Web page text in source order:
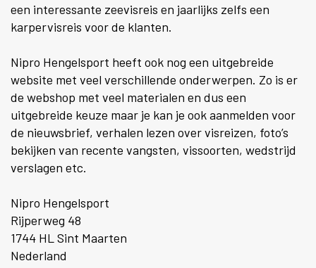
een interessante zeevisreis en jaarlijks zelfs een
karpervisreis voor de klanten.
Nipro Hengelsport heeft ook nog een uitgebreide
website met veel verschillende onderwerpen. Zo is er
de webshop met veel materialen en dus een
uitgebreide keuze maar je kan je ook aanmelden voor
de nieuwsbrief, verhalen lezen over visreizen, foto’s
bekijken van recente vangsten, vissoorten, wedstrijd
verslagen etc.
Nipro Hengelsport
Rijperweg 48
1744 HL Sint Maarten
Nederland